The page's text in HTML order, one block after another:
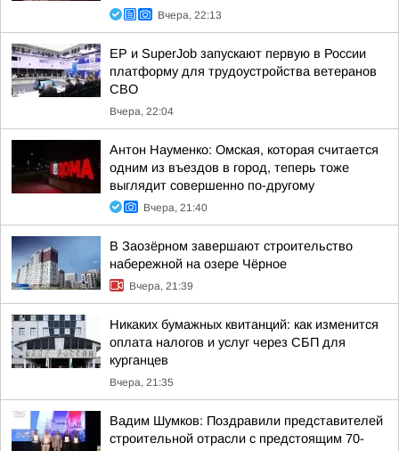
Вчера, 22:13
ЕР и SuperJob запускают первую в России
платформу для трудоустройства ветеранов
СВО
Вчера, 22:04
Антон Науменко: Омская, которая считается
одним из въездов в город, теперь тоже
выглядит совершенно по-другому
Вчера, 21:40
В Заозёрном завершают строительство
набережной на озере Чёрное
Вчера, 21:39
Никаких бумажных квитанций: как изменится
оплата налогов и услуг через СБП для
курганцев
Вчера, 21:35
Вадим Шумков: Поздравили представителей
строительной отрасли с предстоящим 70-